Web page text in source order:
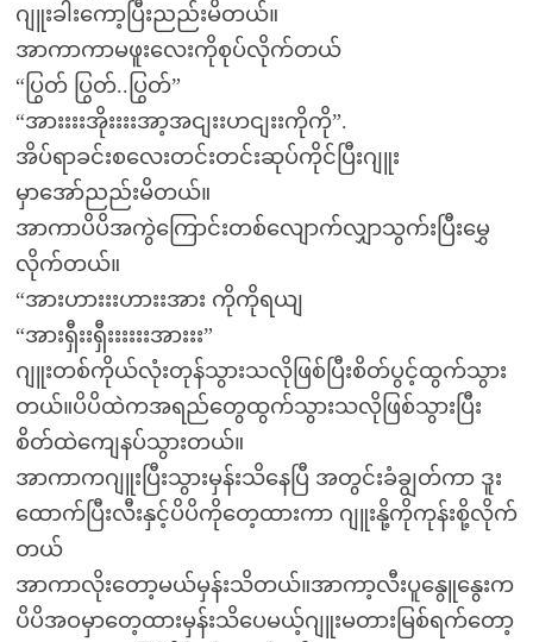
ဂျူးခါးကော့ပြီးညည်းမိတယ်။
အာကာကာမဖူးလေးကိုစုပ်လိုက်တယ်
“ပြွတ် ပြွတ်..ပြွတ်”
“အားးးးအိုးးးးအာ့အငျးးဟငျးးကိုကို”.
အိပ်ရာခင်းစလေးတင်းတင်းဆုပ်ကိုင်ပြီးဂျူး
မှာအော်ညည်းမိတယ်။
အာကာပိပိအကွဲကြောင်းတစ်လျောက်လျှာသွက်းပြီးမွှေ
လိုက်တယ်။
“အားဟားးးဟားးအား ကိုကိုရယျ
“အားရှီးးရှီးးးးးးအားးး”
ဂျူးတစ်ကိုယ်လုံးတုန်သွားသလိုဖြစ်ပြီးစိတ်ပွင့်ထွက်သွား
တယ်။ပိပိထဲကအရည်တွေထွက်သွားသလိုဖြစ်သွားပြီး
စိတ်ထဲကျေနပ်သွားတယ်။
အာကာကဂျူးပြီးသွားမှန်းသိနေပြီ အတွင်းခံချွတ်ကာ ဒူး
ထောက်ပြီးလီးနှင့်ပိပိကိုတေ့ထားကာ ဂျူးနို့ကိုကုန်းစို့လိုက်
တယ်
အာကာလိုးတော့မယ်မှန်းသိတယ်။အာကာ့လီးပူနွေူနွေးက
ပိပိအဝမှာတေ့ထားမှန်းသိပေမယ့်ဂျူးမတားမြစ်ရက်တော့